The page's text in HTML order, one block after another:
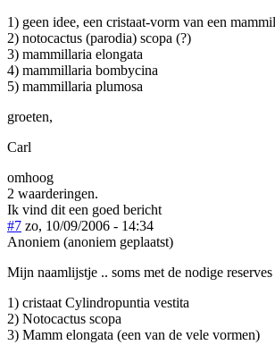
1) geen idee, een cristaat-vorm van een
2) notocactus (parodia) scopa (?)
3) mammillaria elongata
4) mammillaria bombycina
5) mammillaria plumosa
groeten,
Carl
omhoog
2 waarderingen.
Ik vind dit een goed bericht
#7 zo, 10/09/2006 - 14:34
Anoniem (anoniem geplaatst)
Mijn naamlijstje .. soms met de nodige
1) cristaat Cylindropuntia vestita
2) Notocactus scopa
3) Mamm elongata (een van de vele vormen)